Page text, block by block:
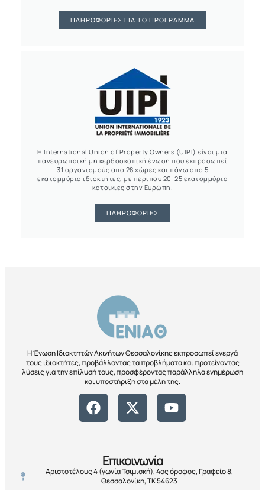
ΠΛΗΡΟΦΟΡΊΕΣ ΓΙΑ ΤΟ ΠΡΌΓΡΑΜΜΑ
Η International Union of Property Owners (UIPI) είναι μια
πανευρωπαϊκή μη κερδοσκοπική ένωση που εκπροσωπεί
31 οργανισμούς από 28 χώρες και πάνω από 5
εκατομμύρια ιδιοκτήτες, με περίπου 20-25 εκατομμύρια
κατοικίες στην Ευρώπη.
ΠΛΗΡΟΦΟΡΊΕΣ
Η Ένωση Ιδιοκτητών Ακινήτων Θεσσαλονίκης εκπροσωπεί ενεργά
τους ιδιοκτήτες, προβάλλοντας τα προβλήματα και προτείνοντας
λύσεις για την επίλυσή τους, προσφέροντας παράλληλα ενημέρωση
και υποστήριξη στα μέλη της.
Επικοινωνία
Αριστοτέλους 4 (γωνία Τσιμισκή), 4ος όροφος, Γραφείο 8,
Θεσσαλονίκη, ΤΚ 54623